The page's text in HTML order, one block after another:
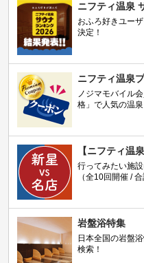
ニフティ温泉
おふろ好きユー
決定！
ニフティ温泉
ノジマモバイル
格」で人気の温
【ニフティ温
行ってみたい施
（全10回開催 /
岩盤浴特集
日本全国の岩盤
検索！